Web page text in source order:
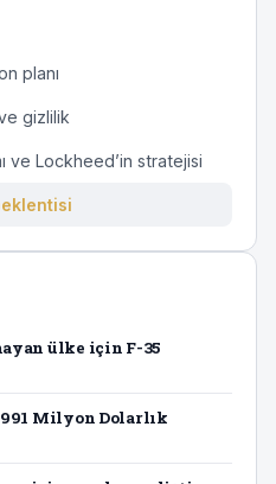
planı
gizlilik
ve Lockheed’in stratejisi
ülke için F-35
991 Milyon Dolarlık